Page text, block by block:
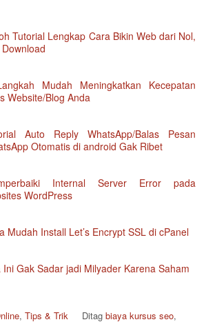
Tutorial Lengkap Cara Bikin Web dari Nol,
Mudah Meningkatkan Kecepatan
Website/Blog Anda
Auto Reply WhatsApp/Balas Pesan
Otomatis di android Gak Ribet
Internal Server Error pada
WordPress
Mudah Install Let’s Encrypt SSL di cPanel
Ini Gak Sadar jadi Milyader Karena Saham
, Tips & Trik Ditag biaya kursus seo,